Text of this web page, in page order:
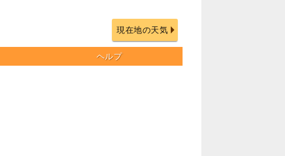
現在地の天気
ヘルプ